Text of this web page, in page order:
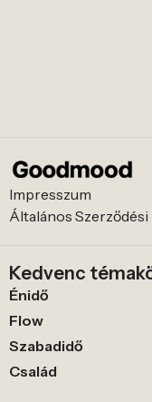
Impresszum
Általános
Kedvenc
Énidő
Flow
Szabadidő
Család